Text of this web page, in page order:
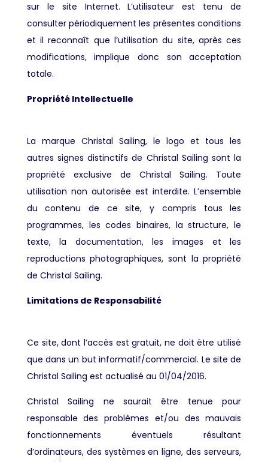
sur le site Internet. L’utilisateur est tenu de
consulter périodiquement les présentes conditions
et il reconnaît que l’utilisation du site, après ces
modifications, implique donc son acceptation
totale.
Propriété Intellectuelle
La marque Christal Sailing, le logo et tous les
autres signes distinctifs de Christal Sailing sont la
propriété exclusive de Christal Sailing. Toute
utilisation non autorisée est interdite. L’ensemble
du contenu de ce site, y compris tous les
programmes, les codes binaires, la structure, le
texte, la documentation, les images et les
reproductions photographiques, sont la propriété
de Christal Sailing.
Limitations de Responsabilité
Ce site, dont l’accès est gratuit, ne doit être utilisé
que dans un but informatif/commercial. Le site de
Christal Sailing est actualisé au 01/04/2016.
Christal Sailing ne saurait être tenue pour
responsable des problèmes et/ou des mauvais
fonctionnements éventuels résultant
d’ordinateurs, des systèmes en ligne, des serveurs,